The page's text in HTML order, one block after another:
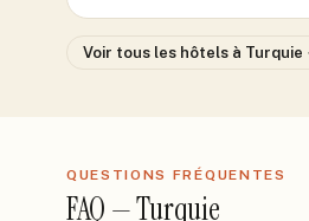
Voir tous les hôtels à Turquie
QUESTIONS FRÉQUENTES
FAQ —Turquie